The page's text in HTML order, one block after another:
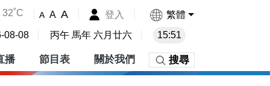
32˚C A A A 登入 繁體
08-08 丙午 馬年 六月廿六 15:51
播 節目表 關於我們 搜尋